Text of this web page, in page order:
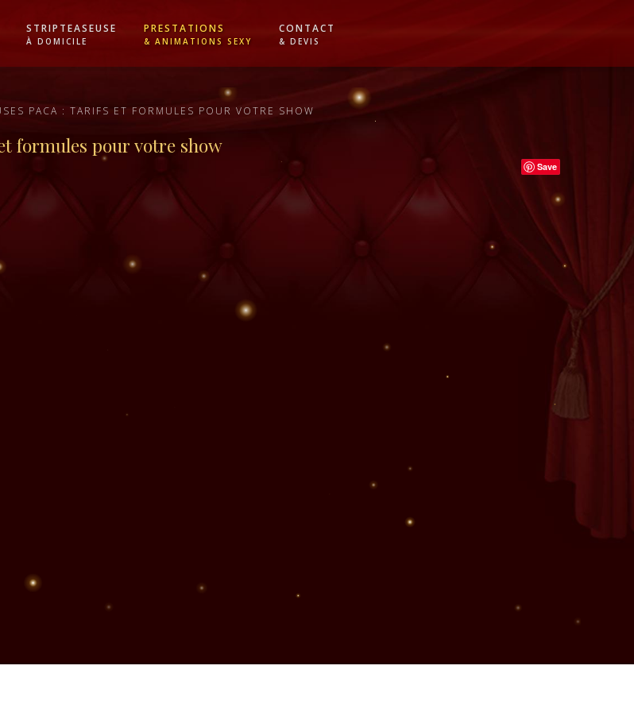
STRIPTEASEUSE
À DOMICILE
PRESTATIONS
& ANIMATIONS SEXY
CONTACT
& DEVIS
PACA : TARIFS ET FORMULES POUR VOTRE SHOW
formules pour votre show
Save